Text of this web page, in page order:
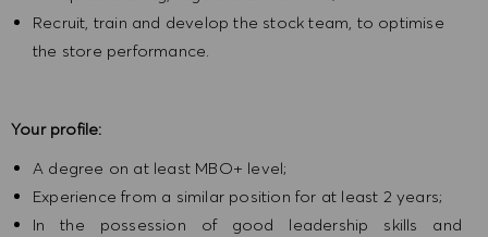
Recruit, train and develop the stock team, to optimise
the store performance.
Your profile:
A degree on at least MBO+ level;
Experience from a similar position for at least 2 years;
In the possession of good leadership skills and